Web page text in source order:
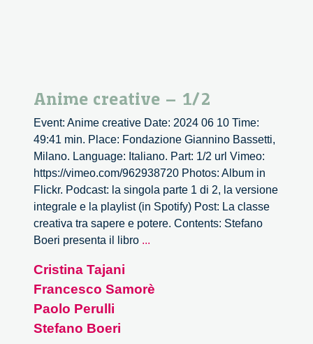
Anime creative – 1/2
Event: Anime creative Date: 2024 06 10 Time:
49:41 min. Place: Fondazione Giannino Bassetti,
Milano. Language: Italiano. Part: 1/2 url Vimeo:
https://vimeo.com/962938720 Photos: Album in
Flickr. Podcast: la singola parte 1 di 2, la versione
integrale e la playlist (in Spotify) Post: La classe
creativa tra sapere e potere. Contents: Stefano
Boeri presenta il libro ...
1/2
Cristina Tajani
Francesco Samorè
Paolo Perulli
Stefano Boeri